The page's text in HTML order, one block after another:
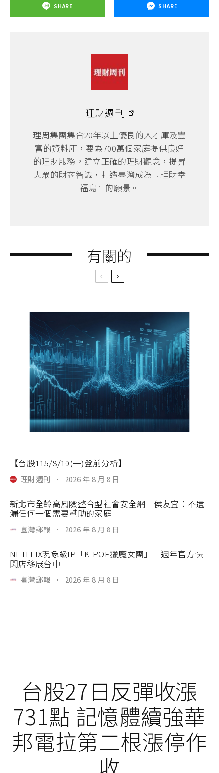
SHARE SHARE
理財週刊
理周集團集合20年以上優良的人才庫及豐
富的資料庫，要為700萬個家庭提供良好
的理財服務，建立正確的理財觀念，提昇
大眾的財商智識，打造臺灣成為『理財幸
福島』的願景。
有關的
【台股115/8/10(一)盤前分析】
理財週刊 · 2026 年 8 月 8 日
新北市全齡高風險整合型社會安全網 侯友宜：不遺
漏任何一個需要幫助的家庭
臺灣郵報 · 2026 年 8 月 8 日
NETFLIX現象級IP「K-POP獵魔女團」一週年官方快
閃店移展台中
臺灣郵報 · 2026 年 8 月 8 日
台股27日反彈收漲
731點 記憶體續強華
邦電拉第二根漲停作